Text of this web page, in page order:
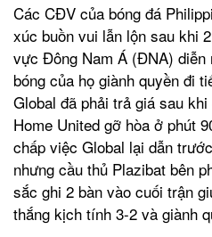
Các CĐV của bóng đá
xúc buồn vui lẫn lộn sau khi
vực Đông Nam Á (ĐNA) diễn
bóng của họ giành quyền đi
Global đã phải trả giá sau
Home United gỡ hòa ở phút
chấp việc Global lại dẫn
nhưng cầu thủ Plazibat bên
sắc ghi 2 bàn vào cuối trận
thắng kịch tính 3-2 và giành